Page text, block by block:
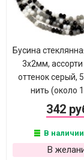
Бусина
3х2мм,
оттенок серый,
нить (около
342
В
В